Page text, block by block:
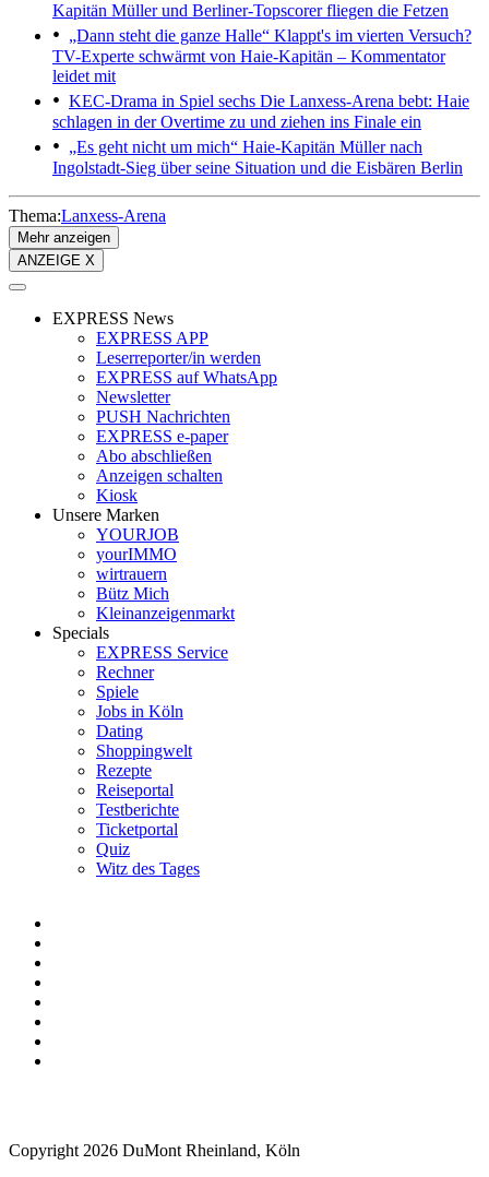
Kapitän Müller und Berliner-Topscorer fliegen die Fetzen
„Dann steht die ganze Halle“ Klappt's im vierten Versuch?
TV-Experte schwärmt von Haie-Kapitän – Kommentator
leidet mit
KEC-Drama in Spiel sechs Die Lanxess-Arena bebt: Haie
schlagen in der Overtime zu und ziehen ins Finale ein
„Es geht nicht um mich“ Haie-Kapitän Müller nach
Ingolstadt-Sieg über seine Situation und die Eisbären Berlin
Thema:Lanxess-Arena
Mehr anzeigen
ANZEIGE X
EXPRESS News
EXPRESS APP
Leserreporter/in werden
EXPRESS auf WhatsApp
Newsletter
PUSH Nachrichten
EXPRESS e-paper
Abo abschließen
Anzeigen schalten
Kiosk
Unsere Marken
YOURJOB
yourIMMO
wirtrauern
Bütz Mich
Kleinanzeigenmarkt
Specials
EXPRESS Service
Rechner
Spiele
Jobs in Köln
Dating
Shoppingwelt
Rezepte
Reiseportal
Testberichte
Ticketportal
Quiz
Witz des Tages
Copyright 2026 DuMont Rheinland, Köln